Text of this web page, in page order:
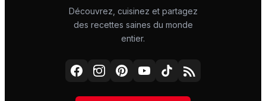
Découvrez, cuisinez et partagez
des recettes saines du monde
entier.